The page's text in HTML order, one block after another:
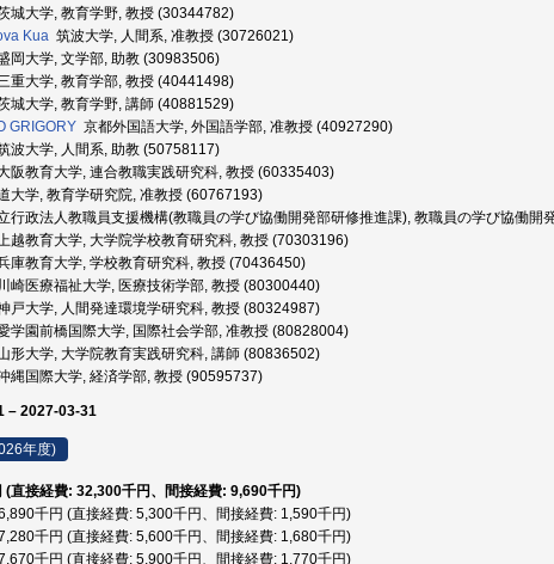
城大学, 教育学野, 教授 (30344782)
Kua 筑波大学, 人間系, 准教授 (30726021)
岡大学, 文学部, 助教 (30983506)
重大学, 教育学部, 教授 (40441498)
城大学, 教育学野, 講師 (40881529)
GRIGORY 京都外国語大学, 外国語学部, 准教授 (40927290)
波大学, 人間系, 助教 (50758117)
阪教育大学, 連合教職実践研究科, 教授 (60335403)
大学, 教育学研究院, 准教授 (60767193)
行政法人教職員支援機構(教職員の学び協働開発部研修推進課), 教職員の学び協働
越教育大学, 大学院学校教育研究科, 教授 (70303196)
庫教育大学, 学校教育研究科, 教授 (70436450)
崎医療福祉大学, 医療技術学部, 教授 (80300440)
戸大学, 人間発達環境学研究科, 教授 (80324987)
学園前橋国際大学, 国際社会学部, 准教授 (80828004)
形大学, 大学院教育実践研究科, 講師 (80836502)
縄国際大学, 経済学部, 教授 (90595737)
– 2027-03-31
年度)
(直接経費: 32,300千円、間接経費: 9,690千円)
千円 (直接経費: 5,300千円、間接経費: 1,590千円)
千円 (直接経費: 5,600千円、間接経費: 1,680千円)
千円 (直接経費: 5,900千円、間接経費: 1,770千円)